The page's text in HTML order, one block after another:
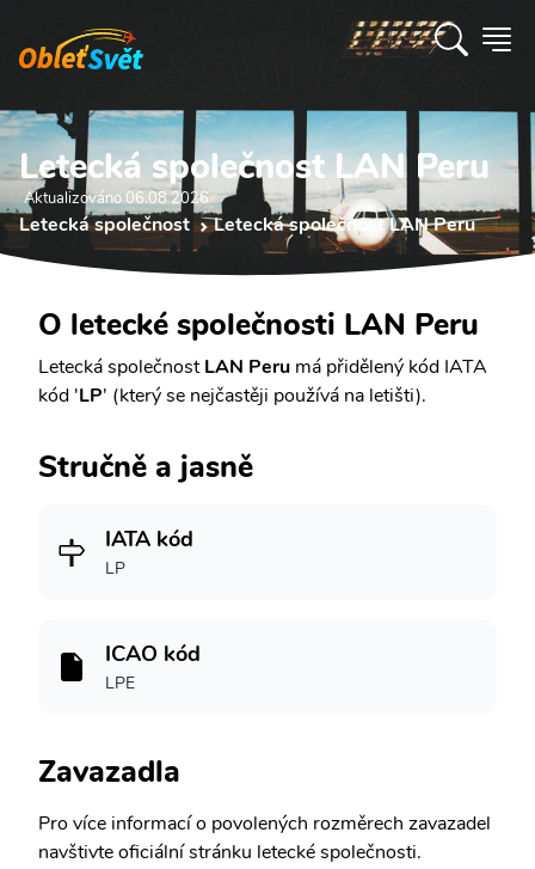
Letecká společnost LAN Peru
Aktualizováno 06.08 2026
Letecká společnost Letecká společnost LAN Peru
O letecké společnosti LAN Peru
Letecká společnostLAN Peru má přidělený kód IATA
kód 'LP' (který se nejčastěji používá na letišti).
Stručně a jasně
IATA kód
LP
ICAO kód
LPE
Zavazadla
Pro více informací o povolených rozměrech zavazadel
navštivte oficiální stránku letecké společnosti.